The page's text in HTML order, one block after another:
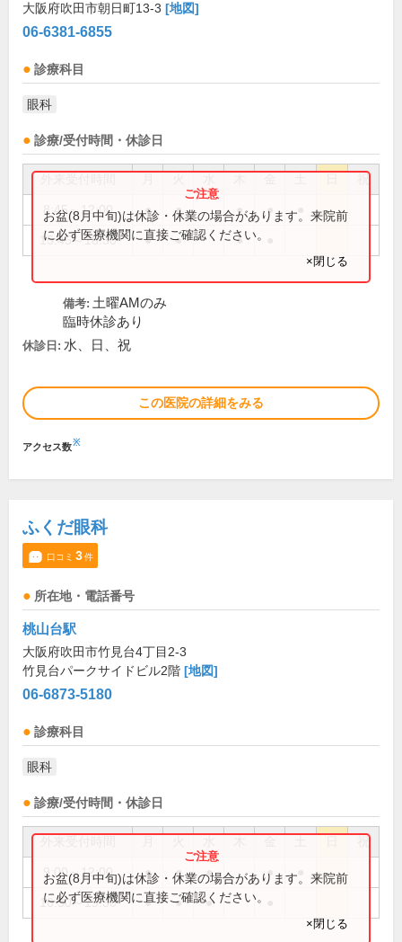
大阪府吹田市朝日町13-3 [地図]
06-6381-6855
診療科目
眼科
診療/受付時間・休診日
祝
8:45～12:00 ● ● ● ●
15:45～18:30 ● ● ●
お盆(8月中旬)は休診・休業の場合があります。来院前
に必ず医療機関に直接ご確認ください。
×閉じる
備考: 土曜AMのみ
臨時休診あり
休診日: 水、日、祝
この医院の詳細をみる
アクセス数※
ふくだ眼科
口コミ 3件
所在地・電話番号
桃山台駅
大阪府吹田市竹見台4丁目2-3
竹見台パークサイドビル2階 [地図]
06-6873-5180
診療科目
眼科
診療/受付時間・休診日
祝
9:00～12:00 ● ● ● ●
16:30～19:30 ● ● ●
お盆(8月中旬)は休診・休業の場合があります。来院前
に必ず医療機関に直接ご確認ください。
×閉じる